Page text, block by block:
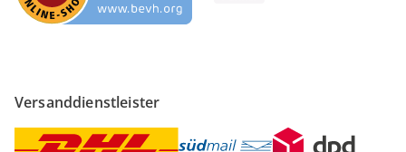
Versanddienstleister